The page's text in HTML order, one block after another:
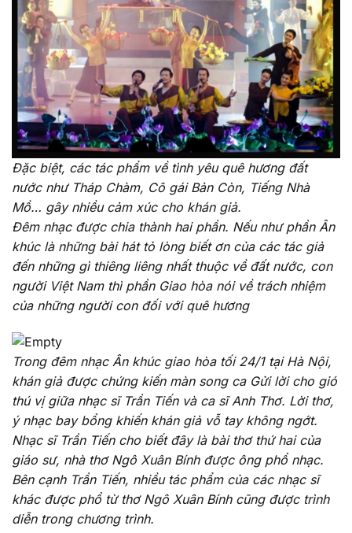
Đặc biệt, các tác phẩm về tình yêu quê hương đất
nước như Tháp Chàm, Cô gái Bản Còn, Tiếng Nhà
Mồ… gây nhiều cảm xúc cho khán giả.
Đêm nhạc được chia thành hai phần. Nếu như phần Ân
khúc là những bài hát tỏ lòng biết ơn của các tác giả
đến những gì thiêng liêng nhất thuộc về đất nước, con
người Việt Nam thì phần Giao hòa nói về trách nhiệm
của những người con đối với quê hương
Trong đêm nhạc Ân khúc giao hòa tối 24/1 tại Hà Nội,
khán giả được chứng kiến màn song ca Gửi lời cho gió
thú vị giữa nhạc sĩ Trần Tiến và ca sĩ Anh Thơ. Lời thơ,
ý nhạc bay bổng khiến khán giả vỗ tay không ngớt.
Nhạc sĩ Trần Tiến cho biết đây là bài thơ thứ hai của
giáo sư, nhà thơ Ngô Xuân Bính được ông phổ nhạc.
Bên cạnh Trần Tiến, nhiều tác phẩm của các nhạc sĩ
khác được phổ từ thơ Ngô Xuân Bính cũng được trình
diễn trong chương trình.